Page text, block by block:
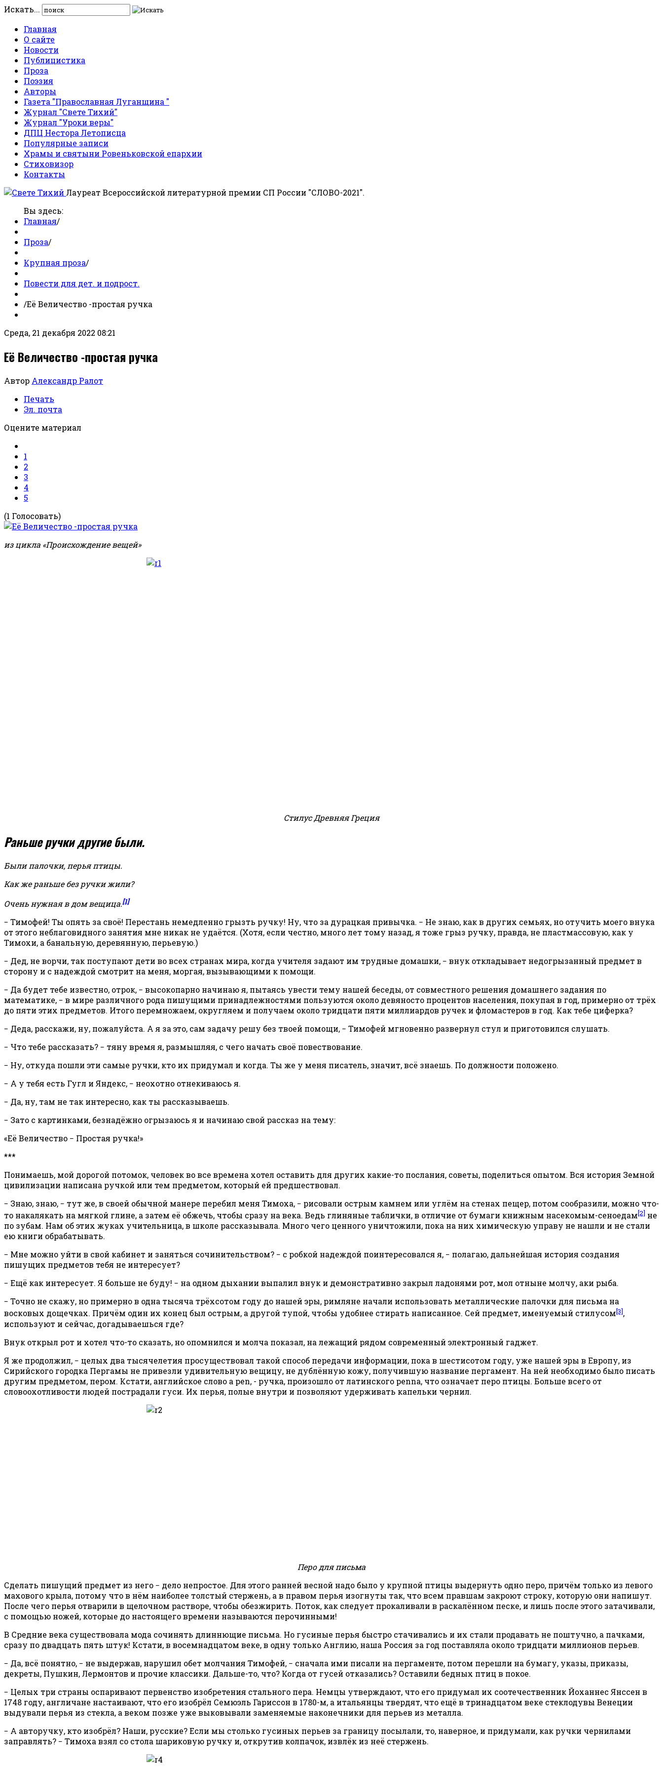
Искать...
Главная
О сайте
Новости
Публицистика
Проза
Поэзия
Авторы
Газета "Православная Луганщина "
Журнал "Свете Тихий"
Журнал "Уроки веры"
ДПЦ Нестора Летописца
Популярные записи
Храмы и святыни Ровеньковской епархии
Стиховизор
Контакты
Лауреат Всероссийской литературной премии СП России "СЛОВО-2021".
Вы здесь:
Главная/
Проза/
Крупная проза/
Повести для дет. и подрост.
/Её Величество -простая ручка
Среда, 21 декабря 2022 08:21
Её Величество -простая ручка
Автор Александр Ралот
Печать
Эл. почта
Оцените материал
1
2
3
4
5
(1 Голосовать)
из цикла «Происхождение вещей»
Стилус Древняя Греция
Раньше ручки другие были.
Были палочки, перья птицы.
Как же раньше без ручки жили?
Очень нужная в дом вещица.[1]
− Тимофей! Ты опять за своё! Перестань немедленно грызть ручку! Ну, что за дурацкая привычка. − Не знаю, как в других семьях, но отучить моего внука
от этого неблаговидного занятия мне никак не удаётся. (Хотя, если честно, много лет тому назад, я тоже грыз ручку, правда, не пластмассовую, как у
Тимохи, а банальную, деревянную, перьевую.)
− Дед, не ворчи, так поступают дети во всех странах мира, когда учителя задают им трудные домашки, − внук откладывает недогрызанный предмет в
сторону и с надеждой смотрит на меня, моргая, вызывающими к помощи.
− Да будет тебе известно, отрок, − высокопарно начинаю я, пытаясь увести тему нашей беседы, от совместного решения домашнего задания по
математике, − в мире различного рода пишущими принадлежностями пользуются около девяносто процентов населения, покупая в год, примерно от трёх
до пяти этих предметов. Итого перемножаем, округляем и получаем около тридцати пяти миллиардов ручек и фломастеров в год. Как тебе циферка?
− Деда, расскажи, ну, пожалуйста. А я за это, сам задачу решу без твоей помощи, − Тимофей мгновенно развернул стул и приготовился слушать.
− Что тебе рассказать? − тяну время я, размышляя, с чего начать своё повествование.
− Ну, откуда пошли эти самые ручки, кто их придумал и когда. Ты же у меня писатель, значит, всё знаешь. По должности положено.
− А у тебя есть Гугл и Яндекс, − неохотно отнекиваюсь я.
− Да, ну, там не так интересно, как ты рассказываешь.
− Зато с картинками, безнадёжно огрызаюсь я и начинаю свой рассказ на тему:
«Её Величество − Простая ручка!»
***
Понимаешь, мой дорогой потомок, человек во все времена хотел оставить для других какие-то послания, советы, поделиться опытом. Вся история Земной
цивилизации написана ручкой или тем предметом, который ей предшествовал.
− Знаю, знаю, − тут же, в своей обычной манере перебил меня Тимоха, − рисовали острым камнем или углём на стенах пещер, потом сообразили, можно что-
то накалякать на мягкой глине, а затем её обжечь, чтобы сразу на века. Ведь глиняные таблички, в отличие от бумаги книжным насекомым-сеноедам[2] не
по зубам. Нам об этих жуках учительница, в школе рассказывала. Много чего ценного уничтожили, пока на них химическую управу не нашли и не стали
ею книги обрабатывать.
− Мне можно уйти в свой кабинет и заняться сочинительством? − с робкой надеждой поинтересовался я, − полагаю, дальнейшая история создания
пишущих предметов тебя не интересует?
− Ещё как интересует. Я больше не буду! − на одном дыхании выпалил внук и демонстративно закрыл ладонями рот, мол отныне молчу, аки рыба.
− Точно не скажу, но примерно в одна тысяча трёхсотом году до нашей эры, римляне начали использовать металлические палочки для письма на
восковых дощечках. Причём один их конец был острым, а другой тупой, чтобы удобнее стирать написанное. Сей предмет, именуемый стилусом[3],
используют и сейчас, догадываешься где?
Внук открыл рот и хотел что-то сказать, но опомнился и молча показал, на лежащий рядом современный электронный гаджет.
Я же продолжил, − целых два тысячелетия просуществовал такой способ передачи информации, пока в шестисотом году, уже нашей эры в Европу, из
Сирийского городка Пергамы не привезли удивительную вещицу, не дублённую кожу, получившую название пергамент. На ней необходимо было писать
другим предметом, пером. Кстати, английское слово a pen, - ручка, произошло от латинского penna, что означает перо птицы. Больше всего от
словоохотливости людей пострадали гуси. Их перья, полые внутри и позволяют удерживать капельки чернил.
Перо для письма
Сделать пишущий предмет из него − дело непростое. Для этого ранней весной надо было у крупной птицы выдернуть одно перо, причём только из левого
махового крыла, потому что в нём наиболее толстый стержень, а в правом перья изогнуты так, что всем правшам закроют строку, которую они напишут.
После чего перья отварили в щелочном растворе, чтобы обезжирить. Поток, как следует прокаливали в раскалённом песке, и лишь после этого затачивали,
с помощью ножей, которые до настоящего времени называются перочинными!
В Средние века существовала мода сочинять длиннющие письма. Но гусиные перья быстро стачивались и их стали продавать не поштучно, а пачками,
сразу по двадцать пять штук! Кстати, в восемнадцатом веке, в одну только Англию, наша Россия за год поставляла около тридцати миллионов перьев.
− Да, всё понятно, − не выдержав, нарушил обет молчания Тимофей, − сначала ими писали на пергаменте, потом перешли на бумагу, указы, приказы,
декреты, Пушкин, Лермонтов и прочие классики. Дальше-то, что? Когда от гусей отказались? Оставили бедных птиц в покое.
− Целых три страны оспаривают первенство изобретения стального пера. Немцы утверждают, что его придумал их соотечественник Йоханнес Янссен в
1748 году, англичане настаивают, что его изобрёл Семюэль Гариссон в 1780-м, а итальянцы твердят, что ещё в тринадцатом веке стеклодувы Венеции
выдували перья из стекла, а веком позже уже выковывали заменяемые наконечники для перьев из металла.
− А авторучку, кто изобрёл? Наши, русские? Если мы столько гусиных перьев за границу посылали, то, наверное, и придумали, как ручки чернилами
заправлять? − Тимоха взял со стола шариковую ручку и, открутив колпачок, извлёк из неё стержень.